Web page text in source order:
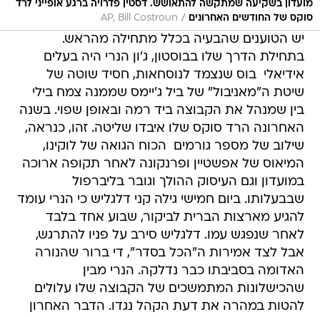
מועדון בשקיעה שמתקשה להתאושש. דסטין פדרויה ברגע אופייני לרד
סוקס של החודשים האחרונים
/
AP, Bill Costroun
יש הטוענים שהבעיה בכלל מתחילה מהראש.
בתחילת הדרך שלו בבוסטון, ג'ון הנרי היה בעלים
אידיאלי  בוס שנצמד לנוסחאות, חסיד שוטה של
שיטת ה"מאניבול" של ביל ג'יימס שממנה צמח בילי
בין שמנהל את הקבוצה ביד רמה ובאופן שפוי. בשנה
האחרונה הרד סוקס שלו איבדו שליטה. זהו, כנראה,
שילוב של מספר גורמים  הכוח הגואה של לוקינו,
המיאוס של אפשטיין ופרנקונה לאחר תקופה ארוכה
במועדון וגם העיסוק ההולך וגובר בליברפול
שבבעלותו. ביום חמישי גילה קני דלגליש כי הנרי עומד
להגיע מארצות הברית לביקור, שבוע אחד בלבד
לאחר שנפגש עמו. דלגליש סירב על פניו להתרגש,
אבל לצד אמירות ה"הכל בסדר", די ברור שהנורה
האדומה בסביבתו כבר נדלקה. הנרי מבין
שהכישלונות המתמשכים של הקבוצה שלו עלולים
להטות במהרה את דעת הקהל נגדו. הדבר האחרון